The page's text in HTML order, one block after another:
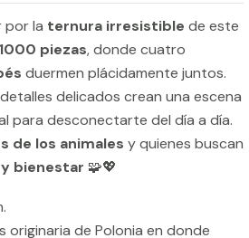
por la ternura irresistible de este
1000 piezas, donde cuatro
duermen plácidamente juntos.
delicados crean una escena
para desconectarte del día a día.
de los animales y quienes buscan
bienestar 🧩💖
originaria de Polonia en donde